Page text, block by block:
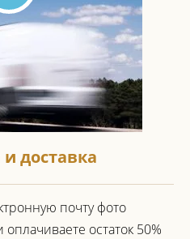
доставка
почту фото
оплачиваете остаток 50%